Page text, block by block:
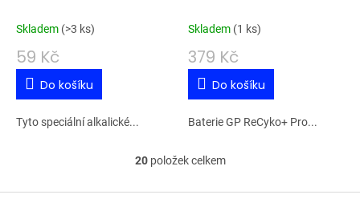
Skladem (>3 ks)
59 Kč
Do košíku
Tyto speciální alkalické...
Skladem (1 ks)
379 Kč
Do košíku
Baterie GP ReCyko+ Pro...
O
v
20položek celkem
Z